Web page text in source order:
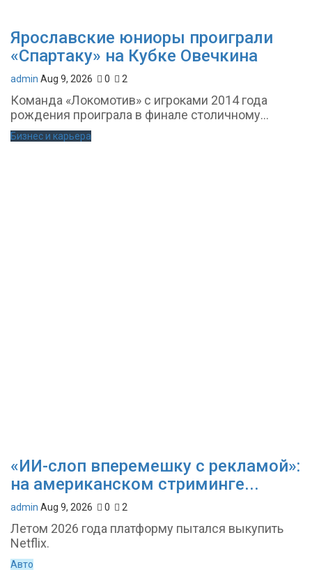
Ярославские юниоры проиграли
«Спартаку» на Кубке Овечкина
admin Aug 9, 2026 0 2
Команда «Локомотив» с игроками 2014 года
рождения проиграла в финале столичному...
Бизнес и карьера
«ИИ-слоп вперемешку с рекламой»:
на американском стриминге...
admin Aug 9, 2026 0 2
Летом 2026 года платформу пытался выкупить
Netflix.
Авто